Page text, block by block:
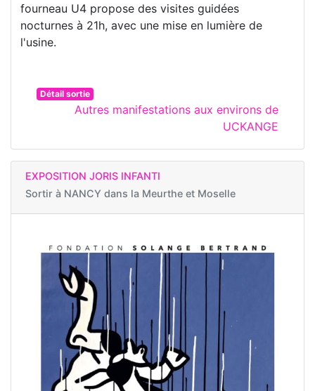
fourneau U4 propose des visites guidées
nocturnes à 21h, avec une mise en lumière de
l'usine.
Détail sortie
Autres manifestations aux environs de
UCKANGE
EXPOSITION JORIS INFANTI
Sortir à NANCY dans la Meurthe et Moselle